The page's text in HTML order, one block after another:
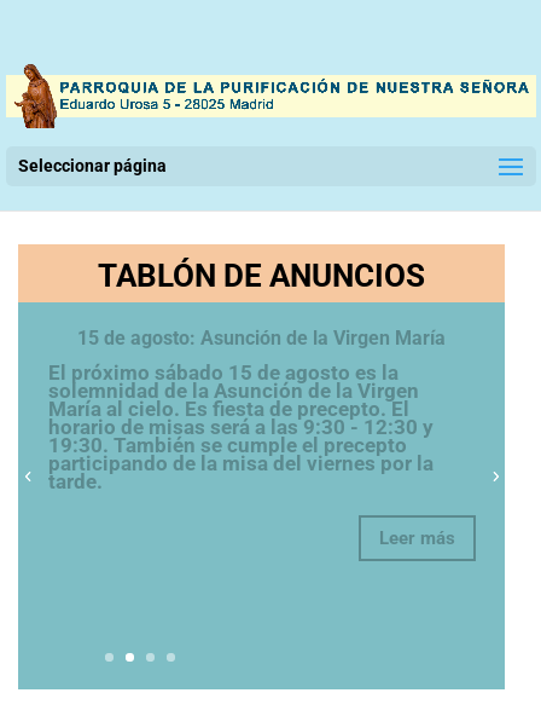
Seleccionar página
TABLÓN DE ANUNCIOS
Nuevo Vicario Parroquial
El Sr. arzobispo, D. José Cobo Cano ha
nombrado como nuevo Vicario Parroquial de
nuestra parroquia a D. Fernando Antonio
Casado Casado, en sustitución de Jesús
Chavarría Ibáñez, hasta ahora vicario
parroquial de la misma. (Ver el decreto:
t.ly/Zb4yt) Damos gracias a...
Leer más